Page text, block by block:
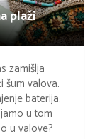
plaži
zamišlja
šum valova.
baterija.
u tom
u valove?